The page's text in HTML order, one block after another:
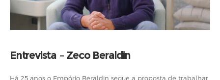
Entrevista – Zeco Beraldin
Há 25 anos o Empório Beraldin segue a proposta de trabalhar